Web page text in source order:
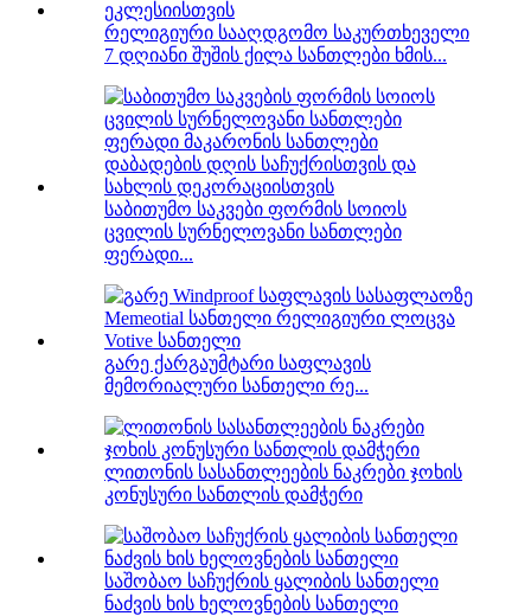
რელიგიური სააღდგომო საკურთხეველი
7 დღიანი შუშის ქილა სანთლები ხმის...
საბითუმო საკვები ფორმის სოიოს
ცვილის სურნელოვანი სანთლები
ფერადი...
გარე ქარგაუმტარი საფლავის
მემორიალური სანთელი რე...
ლითონის სასანთლეების ნაკრები ჯოხის
კონუსური სანთლის დამჭერი
საშობაო საჩუქრის ყალიბის სანთელი
ნაძვის ხის ხელოვნების სანთელი